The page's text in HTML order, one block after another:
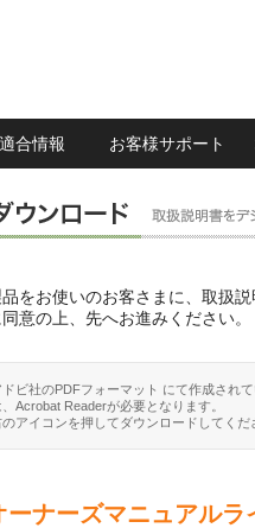
合情報 お客様サポート
をお使いのお客さまに、取扱
意の上、先へお進みください。
ビ社のPDFフォーマット にて作成されて
Acrobat Readerが必要となります。
アイコンを押してダウンロードしてくだ
ーナーズマニュアル